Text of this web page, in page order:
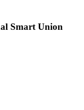
Smart Union